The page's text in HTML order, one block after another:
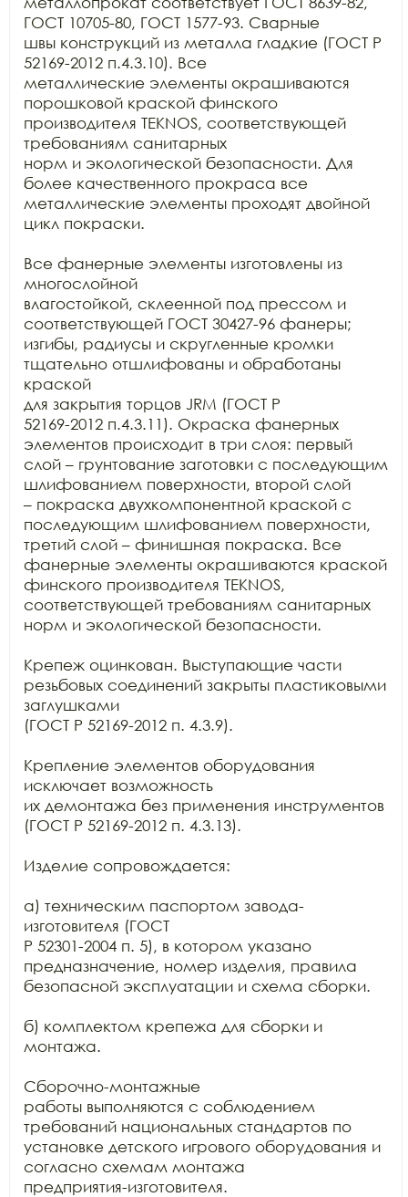
ГОСТ 10705-80, ГОСТ 1577-93. Сварные
швы конструкций из металла гладкие (ГОСТ Р
52169-2012 п.4.3.10). Все
металлические элементы окрашиваются
порошковой краской финского
производителя TEKNOS, соответствующей
требованиям санитарных
норм и экологической безопасности. Для
более качественного прокраса все
металлические элементы проходят двойной
цикл покраски.
Все фанерные элементы изготовлены из
многослойной
влагостойкой, склеенной под прессом и
соответствующей ГОСТ 30427-96 фанеры;
изгибы, радиусы и скругленные кромки
тщательно отшлифованы и обработаны
краской
для закрытия торцов JRM (ГОСТ Р
52169-2012 п.4.3.11). Окраска фанерных
элементов происходит в три слоя: первый
слой – грунтование заготовки с последующим
шлифованием поверхности, второй слой
– покраска двухкомпонентной краской с
последующим шлифованием поверхности,
третий слой – финишная покраска. Все
фанерные элементы окрашиваются краской
финского производителя TEKNOS,
соответствующей требованиям санитарных
норм и экологической безопасности.
Крепеж оцинкован. Выступающие части
резьбовых соединений закрыты пластиковыми
заглушками
(ГОСТ Р 52169-2012 п. 4.3.9).
Крепление элементов оборудования
исключает возможность
их демонтажа без применения инструментов
(ГОСТ Р 52169-2012 п. 4.3.13).
Изделие сопровождается:
а) техническим паспортом завода-
изготовителя (ГОСТ
Р 52301-2004 п. 5), в котором указано
предназначение, номер изделия, правила
безопасной эксплуатации и схема сборки.
б) комплектом крепежа для сборки и
монтажа.
Сборочно-монтажные
работы выполняются с соблюдением
требований национальных стандартов по
установке детского игрового оборудования и
согласно схемам монтажа
предприятия-изготовителя.